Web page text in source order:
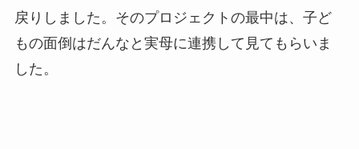
戻りしました。そのプロジェクトの最中は、子ど
もの面倒はだんなと実母に連携して見てもらいま
した。